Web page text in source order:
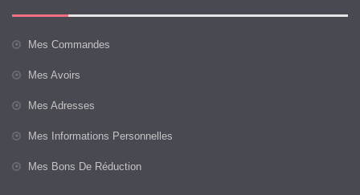
Mes Commandes
Mes Avoirs
Mes Adresses
Mes Informations Personnelles
Mes Bons De Réduction